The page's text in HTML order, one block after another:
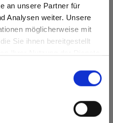
an unsere Partner für
Analysen weiter. Unsere
möglicherweise mit
Sie ihnen bereitgestellt
Vereinigte
Schlagzäh
Lösungsmittelbeständig
Splitterfrei schneiden,